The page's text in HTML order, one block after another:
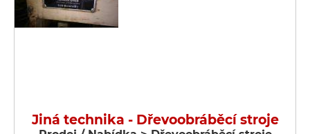
Jiná technika - Dřevoobráběcí stroje